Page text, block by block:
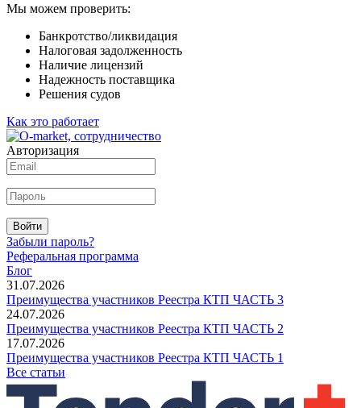
Мы можем проверить:
Банкротство/ликвидация
Налоговая задолженность
Наличие лицензий
Надежность поставщика
Решения судов
Как это работает
Авторизация
Войти
Забыли пароль?
Реферальная программа
Блог
31.07.2026
Преимущества участников Реестра КТП ЧАСТЬ 3
24.07.2026
Преимущества участников Реестра КТП ЧАСТЬ 2
17.07.2026
Преимущества участников Реестра КТП ЧАСТЬ 1
Все статьи